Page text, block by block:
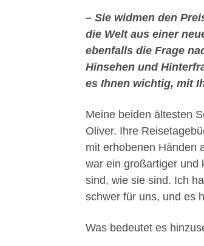
– Sie widmen den
die Welt aus einer
ebenfalls die Frage
Hinsehen und
es Ihnen wichtig, mit
Meine beiden ältesten
Oliver. Ihre
mit erhobenen Händen
war ein großartiger und
sind, wie sie sind. Ich
schwer für uns, und es
Was bedeutet es